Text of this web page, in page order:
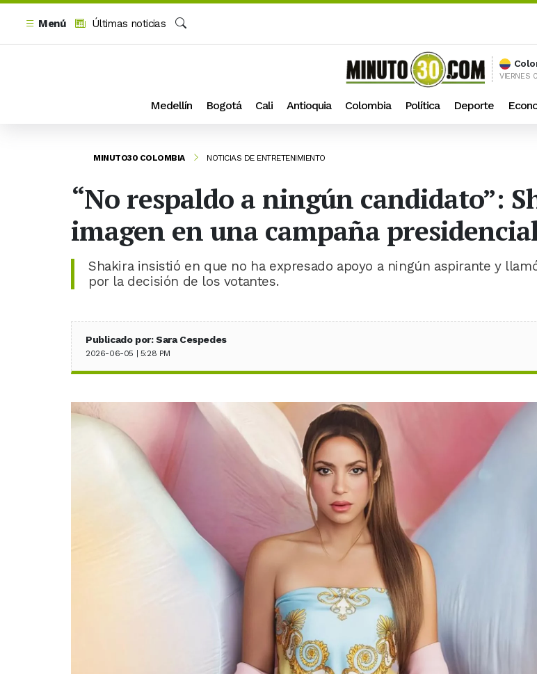
Menú
Últimas noticias
VIERNES
Medellín Bogotá Cali Antioquia Colombia Política Deporte
MINUTO30 COLOMBIA NOTICIAS DE ENTRETENIMIENTO
“No respaldo a ningún candidato”:
imagen en una campaña
Shakira insistió en que no ha expresado apoyo a ningún aspirante y
por la decisión de los votantes.
Publicado por: Sara Cespedes
2026-06-05 | 5:28 PM